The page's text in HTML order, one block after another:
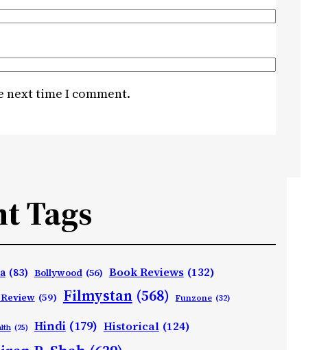
next time I comment.
Tags
(83) Bollywood (56) Book Reviews (132)
(59) Filmystan (568) Funzone (32)
(25) Hindi (179) Historical (124)